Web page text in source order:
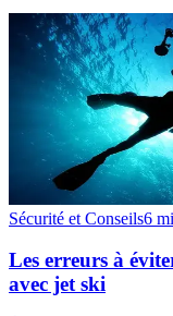
Sécurité et Conseils6
Les erreurs à
avec jet ski